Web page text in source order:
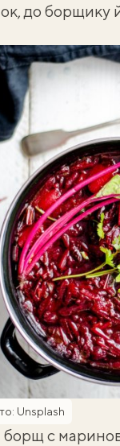
до борщику
Unsplash
с